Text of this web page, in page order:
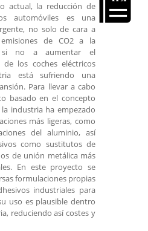
actual, la reducción de
automóviles es una
no solo de cara a
de CO2 a la
si no a aumentar el
de los coches eléctricos
está sufriendo una
Para llevar a cabo
basado en el concepto
industria ha empezado
más ligeras, como
del aluminio, así
como sustitutos de
de unión metálica más
En este proyecto se
formulaciones propias
industriales para
uso es plausible dentro
reduciendo así costes y